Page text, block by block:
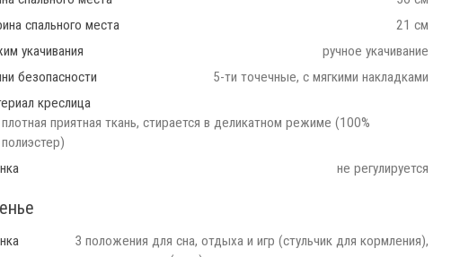
спального места
21 см
укачивания
ручное укачивание
безопасности
5-ти точечные, с мягкими накладками
креслица
плотная приятная ткань, стирается в деликатном режиме (100%
полиэстер)
не регулируется
3 положения для сна, отдыха и игр (стульчик для кормления),